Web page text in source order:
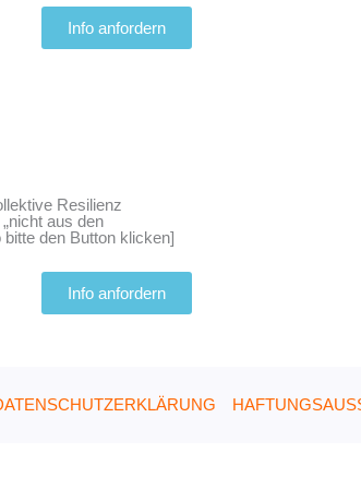
Info anfordern
Resilienz
aus den
den Button klicken]
Info anfordern